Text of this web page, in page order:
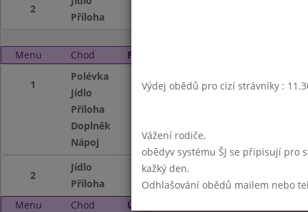
2
Příloha
Menu Chod Pondělí 7. 1. 2013
1
Polévka
Jídlo
Vařila myšička
Příloha
Doplněk
Nápoj
2
Jídlo
Příloha
/Džuveč s
Menu
Chod Úterý 8. 1. 2013
Výdej obědů pro cizí strávníky :
Vážení rodiče,
obědyv systému ŠJ se připisují pro
kažký den.
Odhlašování obědů mailem nebo